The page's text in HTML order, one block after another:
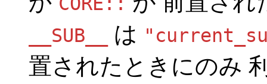
__SUB__ は
置されたときにのみ